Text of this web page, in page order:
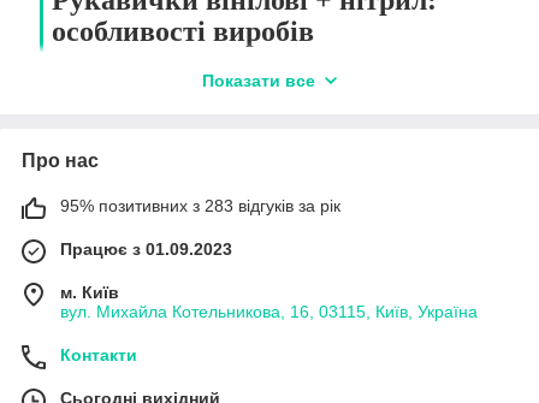
особливості виробів
інфекцій, забруднень та
виготовляються з різних
свої переваги та сферу
який підходить для діагностичних медичних робіт,
більшості господарських робіт, але не підходить для
медичних маніпуляцій з кров'ю. Для поліпшення
синтетичного компонента полівінілхлориду, додають нітрил
Показати все
Про нас
95% позитивних з 283 відгуків за рік
Працює з 01.09.2023
м. Київ
вул. Михайла Котельникова, 16, 03115, Київ, Україна
Контакти
Сьогодні вихідний